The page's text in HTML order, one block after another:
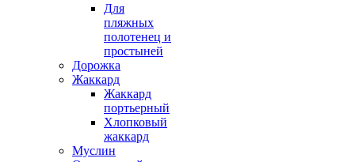
Для
пляжных
полотенец и
простыней
Дорожка
Жаккард
Жаккард
портьерный
Хлопковый
жаккард
Муслин